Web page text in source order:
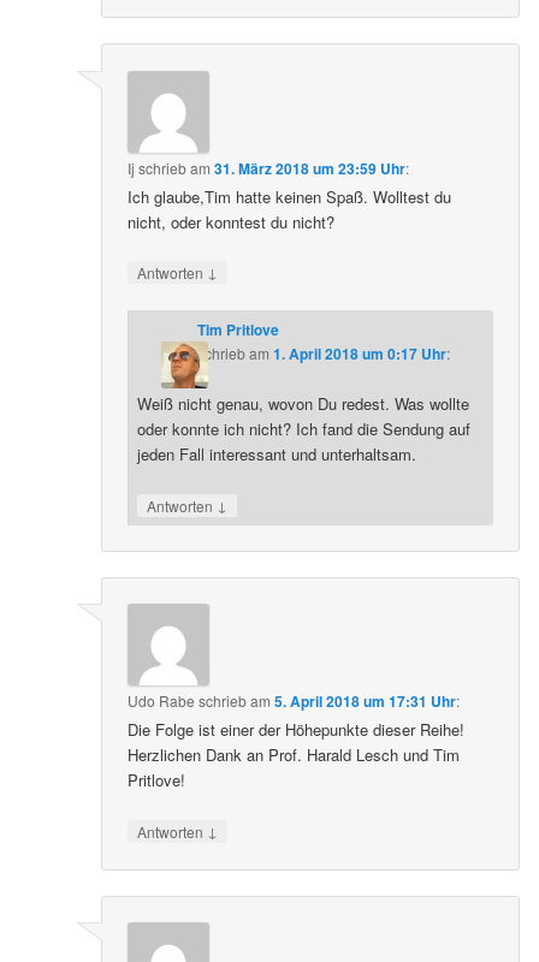
Ij schriebam31. März 2018 um 23:59 Uhr:
Ich glaube,Tim hatte keinen Spaß. Wolltest du
nicht, oder konntest du nicht?
Antworten ↓
Tim Pritlove
schriebam 1. April 2018 um 0:17 Uhr:
Weiß nicht genau, wovon Du redest. Was wollte
oder konnte ich nicht? Ich fand die Sendung auf
jeden Fall interessant und unterhaltsam.
Antworten ↓
Udo Rabe schriebam5. April 2018 um 17:31 Uhr:
Die Folge ist einer der Höhepunkte dieser Reihe!
Herzlichen Dank an Prof. Harald Lesch und Tim
Pritlove!
Antworten ↓